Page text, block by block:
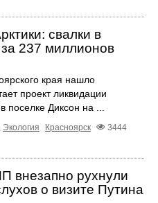
свалки в
237 миллионов
края нашло
проект ликвидации
поселке Диксон на ...
Экология Красноярск
3444
внезапно рухнули
о визите Путина